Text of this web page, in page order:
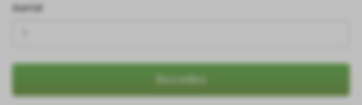
Aantal
Bestellen